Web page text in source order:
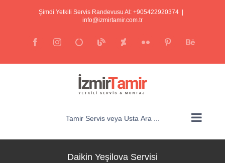
Şimdi Yetkili Servis Randevusu Al: +905422920374
info@izmirtamir.com.tr
FacebookInstagram Blogger DeviantartFlickr
Pinterest
Tamir Servis veya Usta Ara ...
Daikin Yeşilova Servisi